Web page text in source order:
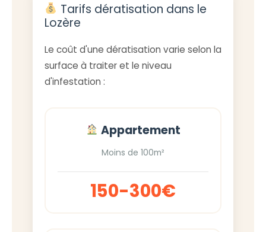
Tarifs dératisation dans le
Lozère
Le coût d'une dératisation varie selon la
surface à traiter et le niveau
d'infestation :
Appartement
Moins de 100m²
150-300€